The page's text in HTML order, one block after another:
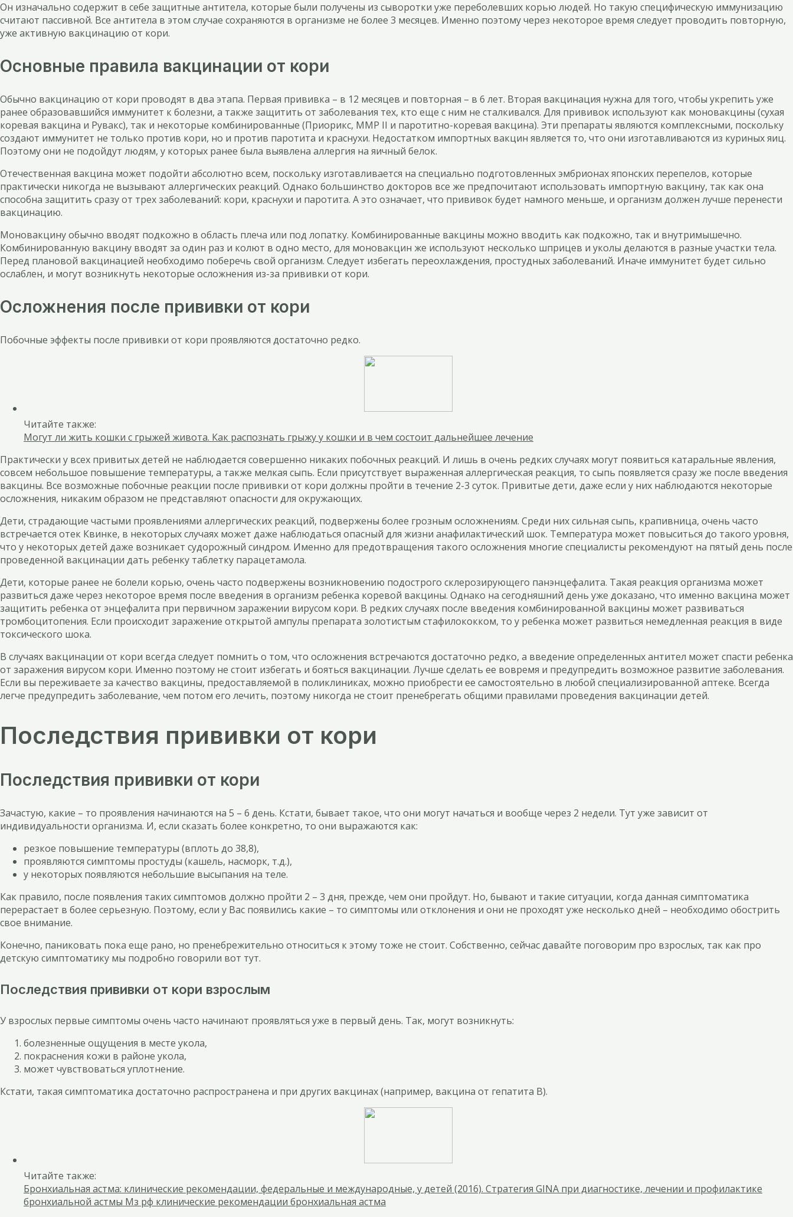
Он изначально содержит в себе защитные антитела, которые были получены из сыворотки уже переболевших корью людей. Но такую специфическую иммунизацию
считают пассивной. Все антитела в этом случае сохраняются в организме не более 3 месяцев. Именно поэтому через некоторое время следует проводить повторную,
уже активную вакцинацию от кори.
Основные правила вакцинации от кори
Обычно вакцинацию от кори проводят в два этапа. Первая прививка – в 12 месяцев и повторная – в 6 лет. Вторая вакцинация нужна для того, чтобы укрепить уже
ранее образовавшийся иммунитет к болезни, а также защитить от заболевания тех, кто еще с ним не сталкивался. Для прививок используют как моновакцины (сухая
коревая вакцина и Рувакс), так и некоторые комбинированные (Приорикс, MMP II и паротитно-коревая вакцина). Эти препараты являются комплексными, поскольку
создают иммунитет не только против кори, но и против паротита и краснухи. Недостатком импортных вакцин является то, что они изготавливаются из куриных яиц.
Поэтому они не подойдут людям, у которых ранее была выявлена аллергия на яичный белок.
Отечественная вакцина может подойти абсолютно всем, поскольку изготавливается на специально подготовленных эмбрионах японских перепелов, которые
практически никогда не вызывают аллергических реакций. Однако большинство докторов все же предпочитают использовать импортную вакцину, так как она
способна защитить сразу от трех заболеваний: кори, краснухи и паротита. А это означает, что прививок будет намного меньше, и организм должен лучше перенести
вакцинацию.
Моновакцину обычно вводят подкожно в область плеча или под лопатку. Комбинированные вакцины можно вводить как подкожно, так и внутримышечно.
Комбинированную вакцину вводят за один раз и колют в одно место, для моновакцин же используют несколько шприцев и уколы делаются в разные участки тела.
Перед плановой вакцинацией необходимо поберечь свой организм. Следует избегать переохлаждения, простудных заболеваний. Иначе иммунитет будет сильно
ослаблен, и могут возникнуть некоторые осложнения из-за прививки от кори.
Осложнения после прививки от кори
Побочные эффекты после прививки от кори проявляются достаточно редко.
Читайте также:
Могут ли жить кошки с грыжей живота. Как распознать грыжу у кошки и в чем состоит дальнейшее лечение
Практически у всех привитых детей не наблюдается совершенно никаких побочных реакций. И лишь в очень редких случаях могут появиться катаральные явления,
совсем небольшое повышение температуры, а также мелкая сыпь. Если присутствует выраженная аллергическая реакция, то сыпь появляется сразу же после введения
вакцины. Все возможные побочные реакции после прививки от кори должны пройти в течение 2-3 суток. Привитые дети, даже если у них наблюдаются некоторые
осложнения, никаким образом не представляют опасности для окружающих.
Дети, страдающие частыми проявлениями аллергических реакций, подвержены более грозным осложнениям. Среди них сильная сыпь, крапивница, очень часто
встречается отек Квинке, в некоторых случаях может даже наблюдаться опасный для жизни анафилактический шок. Температура может повыситься до такого уровня,
что у некоторых детей даже возникает судорожный синдром. Именно для предотвращения такого осложнения многие специалисты рекомендуют на пятый день после
проведенной вакцинации дать ребенку таблетку парацетамола.
Дети, которые ранее не болели корью, очень часто подвержены возникновению подострого склерозирующего панэнцефалита. Такая реакция организма может
развиться даже через некоторое время после введения в организм ребенка коревой вакцины. Однако на сегодняшний день уже доказано, что именно вакцина может
защитить ребенка от энцефалита при первичном заражении вирусом кори. В редких случаях после введения комбинированной вакцины может развиваться
тромбоцитопения. Если происходит заражение открытой ампулы препарата золотистым стафилококком, то у ребенка может развиться немедленная реакция в виде
токсического шока.
В случаях вакцинации от кори всегда следует помнить о том, что осложнения встречаются достаточно редко, а введение определенных антител может спасти ребенка
от заражения вирусом кори. Именно поэтому не стоит избегать и бояться вакцинации. Лучше сделать ее вовремя и предупредить возможное развитие заболевания.
Если вы переживаете за качество вакцины, предоставляемой в поликлиниках, можно приобрести ее самостоятельно в любой специализированной аптеке. Всегда
легче предупредить заболевание, чем потом его лечить, поэтому никогда не стоит пренебрегать общими правилами проведения вакцинации детей.
Последствия прививки от кори
Последствия прививки от кори
Зачастую, какие – то проявления начинаются на 5 – 6 день. Кстати, бывает такое, что они могут начаться и вообще через 2 недели. Тут уже зависит от
индивидуальности организма. И, если сказать более конкретно, то они выражаются как:
резкое повышение температуры (вплоть до 38,8),
проявляются симптомы простуды (кашель, насморк, т.д.),
у некоторых появляются небольшие высыпания на теле.
Как правило, после появления таких симптомов должно пройти 2 – 3 дня, прежде, чем они пройдут. Но, бывают и такие ситуации, когда данная симптоматика
перерастает в более серьезную. Поэтому, если у Вас появились какие – то симптомы или отклонения и они не проходят уже несколько дней – необходимо обострить
свое внимание.
Конечно, паниковать пока еще рано, но пренебрежительно относиться к этому тоже не стоит. Собственно, сейчас давайте поговорим про взрослых, так как про
детскую симптоматику мы подробно говорили вот тут.
Последствия прививки от кори взрослым
У взрослых первые симптомы очень часто начинают проявляться уже в первый день. Так, могут возникнуть:
болезненные ощущения в месте укола,
покраснения кожи в районе укола,
может чувствоваться уплотнение.
Кстати, такая симптоматика достаточно распространена и при других вакцинах (например, вакцина от гепатита В).
Читайте также:
Бронхиальная астма: клинические рекомендации, федеральные и международные, у детей (2016). Стратегия GINA при диагностике, лечении и профилактике
бронхиальной астмы Мз рф клинические рекомендации бронхиальная астма